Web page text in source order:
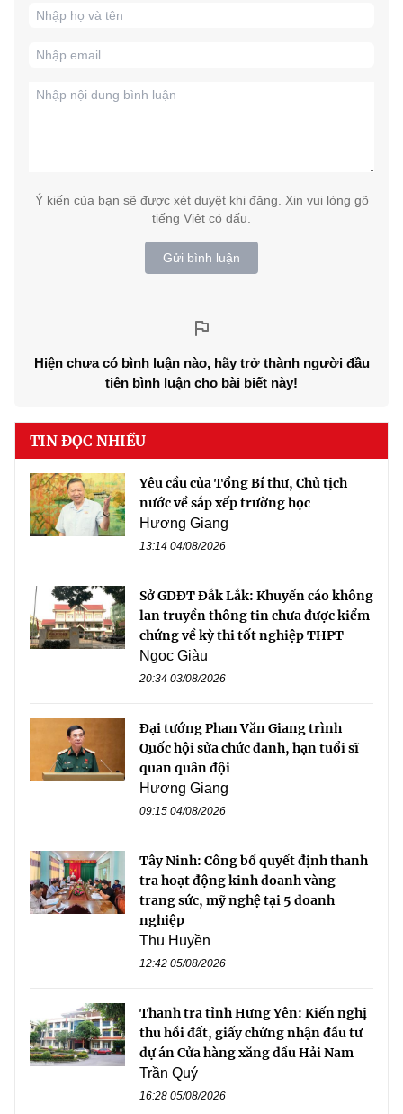
Ý kiến của bạn sẽ được xét duyệt khi đăng. Xin vui lòng gõ
tiếng Việt có dấu.
Gửi bình luận
Hiện chưa có bình luận nào, hãy trở thành người đầu
tiên bình luận cho bài biết này!
TIN ĐỌC NHIỀU
Yêu cầu của Tổng Bí thư, Chủ tịch
nước về sắp xếp trường học
Hương Giang
13:14 04/08/2026
Sở GDĐT Đắk Lắk: Khuyến cáo không
lan truyền thông tin chưa được kiểm
chứng về kỳ thi tốt nghiệp THPT
Ngọc Giàu
20:34 03/08/2026
Đại tướng Phan Văn Giang trình
Quốc hội sửa chức danh, hạn tuổi sĩ
quan quân đội
Hương Giang
09:15 04/08/2026
Tây Ninh: Công bố quyết định thanh
tra hoạt động kinh doanh vàng
trang sức, mỹ nghệ tại 5 doanh
nghiệp
Thu Huyền
12:42 05/08/2026
Thanh tra tỉnh Hưng Yên: Kiến nghị
thu hồi đất, giấy chứng nhận đầu tư
dự án Cửa hàng xăng dầu Hải Nam
Trần Quý
16:28 05/08/2026